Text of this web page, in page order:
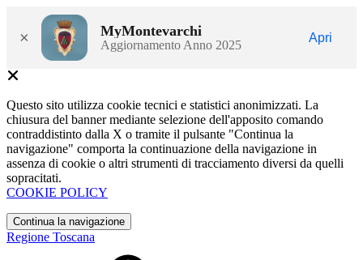
× MyMontevarchi
Aggiornamento Anno 2025
Apri
Questo sito utilizza cookie tecnici e statistici anonimizzati. La
chiusura del banner mediante selezione dell'apposito comando
contraddistinto dalla X o tramite il pulsante "Continua la
navigazione" comporta la continuazione della navigazione in
assenza di cookie o altri strumenti di tracciamento diversi da quelli
sopracitati.
COOKIE POLICY
Continua la navigazione
Regione Toscana